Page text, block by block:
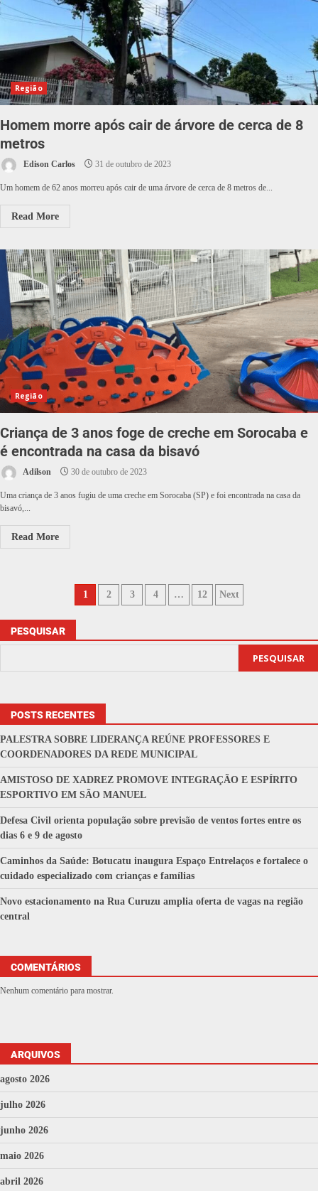
Região
Homem morre após cair de árvore de cerca de 8
metros
Edison Carlos 31 de outubro de 2023
Um homem de 62 anos morreu após cair de uma árvore de cerca de 8 metros de...
Read More
Região
Criança de 3 anos foge de creche em Sorocaba e
é encontrada na casa da bisavó
Adilson 30 de outubro de 2023
Uma criança de 3 anos fugiu de uma creche em Sorocaba (SP) e foi encontrada na casa da
bisavó,...
Read More
1 2 3 4 … 12 Next
PESQUISAR
PESQUISAR
POSTS RECENTES
PALESTRA SOBRE LIDERANÇA REÚNE PROFESSORES E
COORDENADORES DA REDE MUNICIPAL
AMISTOSO DE XADREZ PROMOVE INTEGRAÇÃO E ESPÍRITO
ESPORTIVO EM SÃO MANUEL
Defesa Civil orienta população sobre previsão de ventos fortes entre os
dias 6 e 9 de agosto
Caminhos da Saúde: Botucatu inaugura Espaço Entrelaços e fortalece o
cuidado especializado com crianças e famílias
Novo estacionamento na Rua Curuzu amplia oferta de vagas na região
central
COMENTÁRIOS
Nenhum comentário para mostrar.
ARQUIVOS
agosto 2026
julho 2026
junho 2026
maio 2026
abril 2026